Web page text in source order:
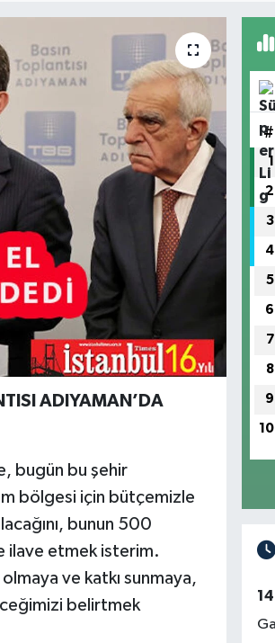
ADIYAMAN’DA
bugün bu şehir
bölgesi için bütçemizle
bunun 500
ilave etmek isterim.
ve katkı sunmaya,
belirtmek
#
1
2
3
4
5
6
7
8
9
10